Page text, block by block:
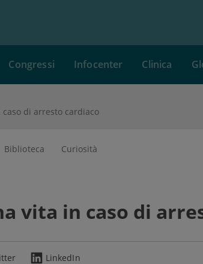
Congressi Infocenter Clinica
di arresto cardiaco
Biblioteca Curiosità
vita in caso di
LinkedIn